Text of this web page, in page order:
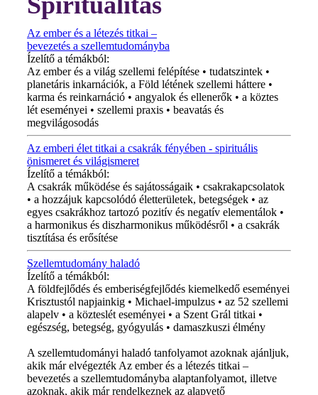
Az ember és a létezés titkai –
bevezetés a szellemtudományba
Ízelítő a témákból:
Az ember és a világ szellemi felépítése • tudatszintek •
planetáris inkarnációk, a Föld létének szellemi háttere •
karma és reinkarnáció • angyalok és ellenerők • a köztes
lét eseményei • szellemi praxis • beavatás és
megvilágosodás
Az emberi élet titkai a csakrák fényében - spirituális
önismeret és világismeret
Ízelítő a témákból:
A csakrák működése és sajátosságaik • csakrakapcsolatok
• a hozzájuk kapcsolódó életterületek, betegségek • az
egyes csakrákhoz tartozó pozitív és negatív elementálok •
a harmonikus és diszharmonikus működésről • a csakrák
tisztítása és erősítése
Szellemtudomány haladó
Ízelítő a témákból:
A földfejlődés és emberiségfejlődés kiemelkedő eseményei
Krisztustól napjainkig • Michael-impulzus • az 52 szellemi
alapelv • a közteslét eseményei • a Szent Grál titkai •
egészség, betegség, gyógyulás • damaszkuszi élmény
A szellemtudományi haladó tanfolyamot azoknak ajánljuk,
akik már elvégezték Az ember és a létezés titkai –
bevezetés a szellemtudományba alaptanfolyamot, illetve
azoknak, akik már rendelkeznek az alapvető